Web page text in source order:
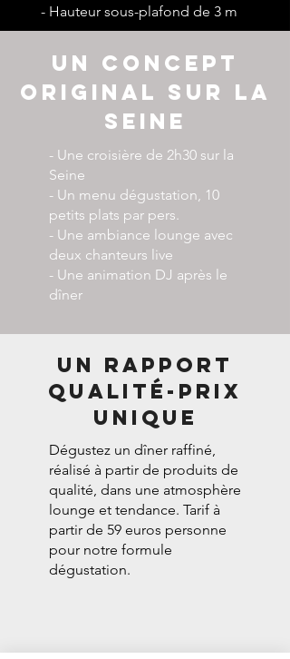
- Hauteur sous-plafond de 3 m
UN CONCEPT
ORIGINAL sur la
seine
- Une croisière de 2h30 sur la
Seine
- Un menu dégustation, 10
petits plats par pers.
- Une ambiance lounge avec
deux chanteurs live
- Une animation DJ après le
dîner
UN RAPPORT
QUALITé-PRIX
UNIQUE
Dégustez un dîner raffiné,
réalisé à partir de produits de
qualité, dans une atmosphère
lounge et tendance. Tarif à
partir de 59 euros personne
pour notre formule
dégustation.